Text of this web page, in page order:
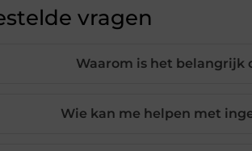
vragen
Waarom is het belangrijk
Wie kan me helpen met